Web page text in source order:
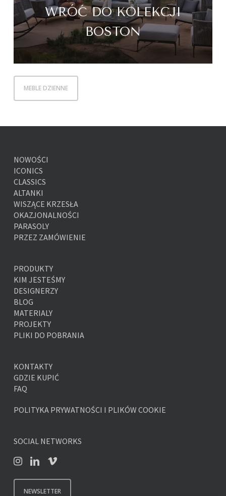
WRÓĆ DO KOLEKCJI
BOSTON
MEBLE DZIENNE
NOWOŚCI
ICONICS
CLASSICS
ALTANKI
WISZĄCE KRZESŁA
OKAZJONALNOŚCI
PARASOLY
PRZEZ ZAMÓWIENIE
PRODUKTY
KIM JESTEŚMY
DESIGNERZY
BLOG
MATERIALY
PROJEKTY
PLIKI DO POBRANIA
KONTAKTY
GDZIE KUPIĆ
FAQ
POLITYKA PRYWATNOŚCI I PLIKÓW COOKIE
SOCIAL NETWORKS
NEWSLETTER